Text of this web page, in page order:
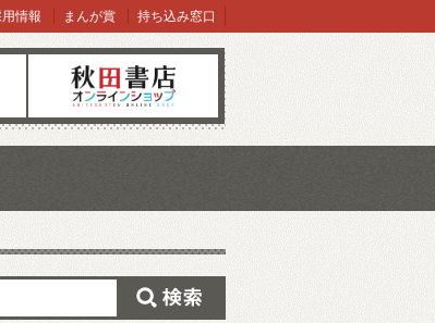
オンラインショップ
情報 まんが賞 持ち込み窓口